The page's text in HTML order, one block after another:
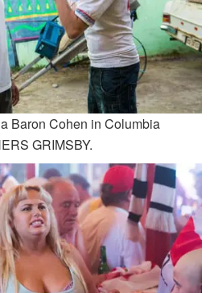
Baron Cohen in Columbia
GRIMSBY.